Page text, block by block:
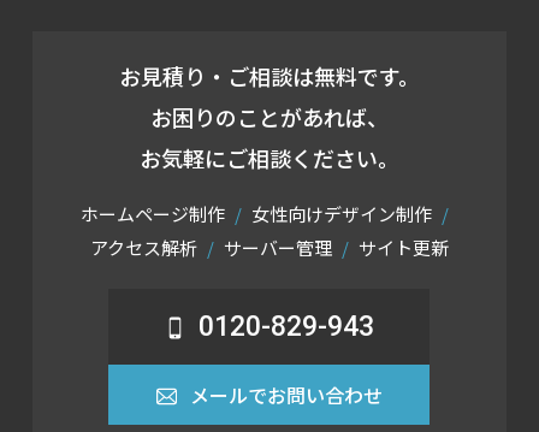
お見積り・ご相談は無料です。
お困りのことがあれば、
お気軽にご相談ください。
ホームページ制作
女性向けデザイン制作
アクセス解析
サーバー管理 サイト更新
0120-829-943
メールでお問い合わせ